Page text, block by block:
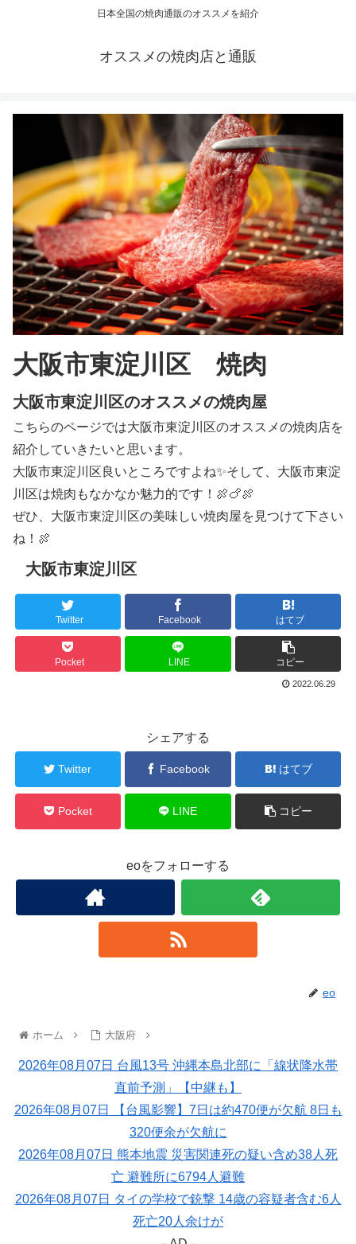
日本全国の焼肉通販のオススメを紹介
オススメの焼肉店と通販
大阪市東淀川区 焼肉
大阪市東淀川区のオススメの焼肉屋
こちらのページでは大阪市東淀川区のオススメの焼肉店を
紹介していきたいと思います。
大阪市東淀川区良いところですよね✨そして、大阪市東淀
川区は焼肉もなかなか魅力的です！🍖🍗🍖
ぜひ、大阪市東淀川区の美味しい焼肉屋を見つけて下さい
ね！🍖
大阪市東淀川区
Twitter Facebook はてブ
Pocket LINE コピー
2022.06.29
シェアする
Twitter Facebook はてブ
Pocket LINE コピー
eoをフォローする
eo
ホーム 大阪府
2026年08月07日 台風13号 沖縄本島北部に「線状降水帯
直前予測」【中継も】
2026年08月07日 【台風影響】7日は約470便が欠航 8日も
320便余が欠航に
2026年08月07日 熊本地震 災害関連死の疑い含め38人死
亡 避難所に6794人避難
2026年08月07日 タイの学校で銃撃 14歳の容疑者含む6人
死亡20人余けが